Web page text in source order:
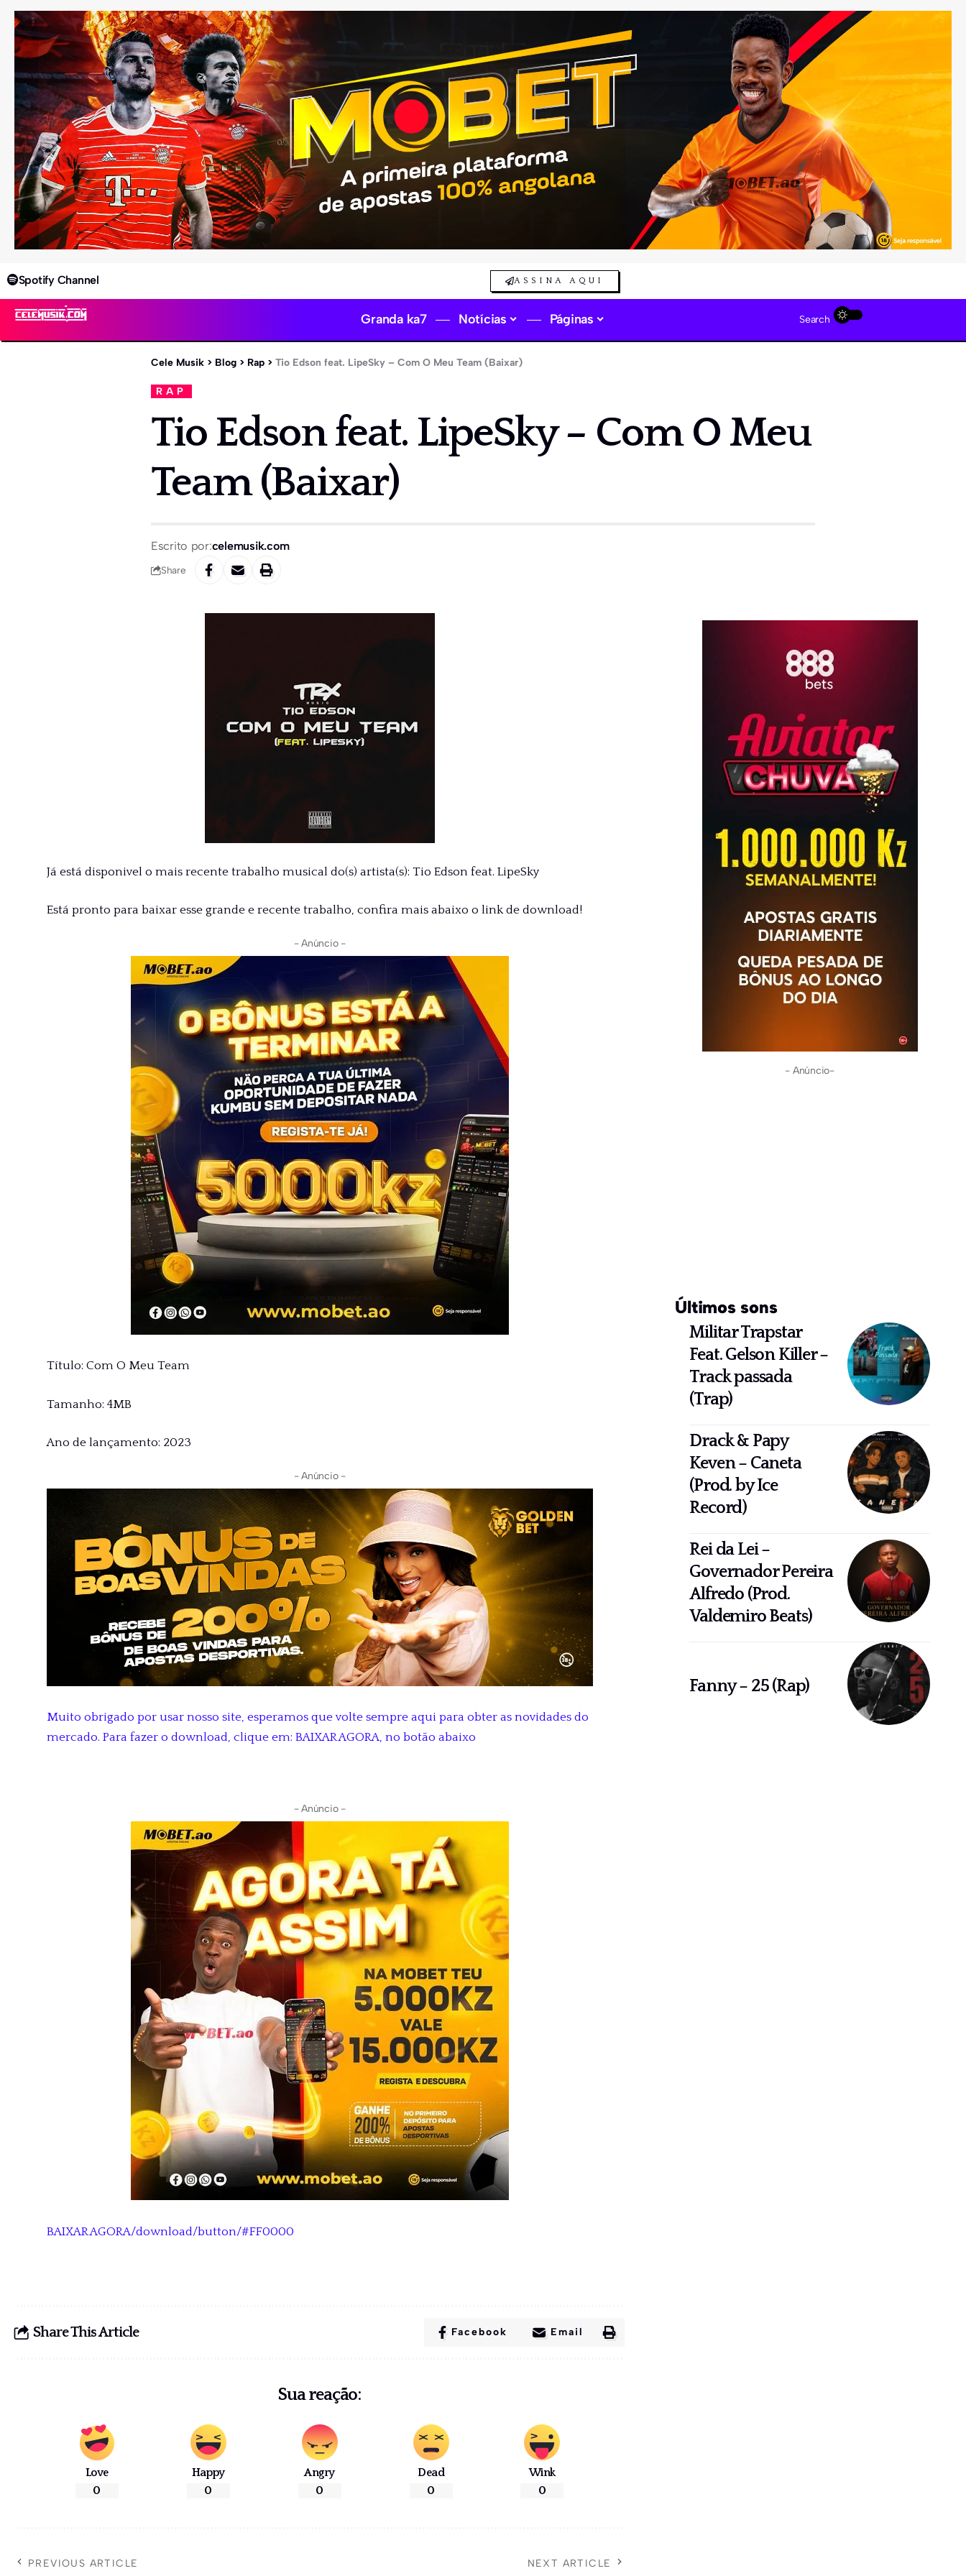
Spotify Channel ASSINA AQUI
Granda ka7 Notícias Páginas Search
Cele Musik > Blog > Rap > Tio Edson feat. LipeSky – Com O Meu Team (Baixar)
RAP
Tio Edson feat. LipeSky – Com O Meu
Team (Baixar)
Escrito por:celemusik.com
Share
Já está disponivel o mais recente trabalho musical do(s) artista(s): Tio Edson feat. LipeSky
Está pronto para baixar esse grande e recente trabalho, confira mais abaixo o link de download!
- Anúncio -
Título: Com O Meu Team
Tamanho: 4MB
Ano de lançamento: 2023
- Anúncio -
Muito obrigado por usar nosso site, esperamos que volte sempre aqui para obter as novidades do
mercado. Para fazer o download, clique em: BAIXAR AGORA, no botão abaixo
- Anúncio -
BAIXAR AGORA/download/button/#FF0000
Share This Article Facebook Email
Sua reação:
Love
0
Happy
0
Angry
0
Dead
0
Wink
0
PREVIOUS ARTICLE NEXT ARTICLE
- Anúncio-
Últimos sons
Militar Trapstar
Feat. Gelson Killer –
Track passada
(Trap)
Drack & Papy
Keven – Caneta
(Prod. by Ice
Record)
Rei da Lei –
Governador Pereira
Alfredo (Prod.
Valdemiro Beats)
Fanny – 25 (Rap)